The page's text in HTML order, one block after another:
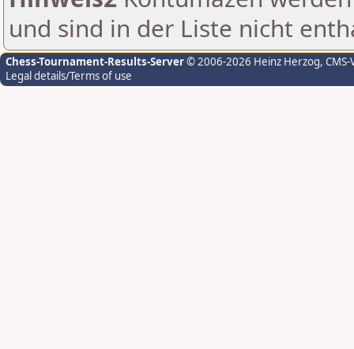
und sind in der Liste nicht
Chess-Tournament-Results-Server© 2006-2026 Heinz Herzog,
Legal details/Terms of use